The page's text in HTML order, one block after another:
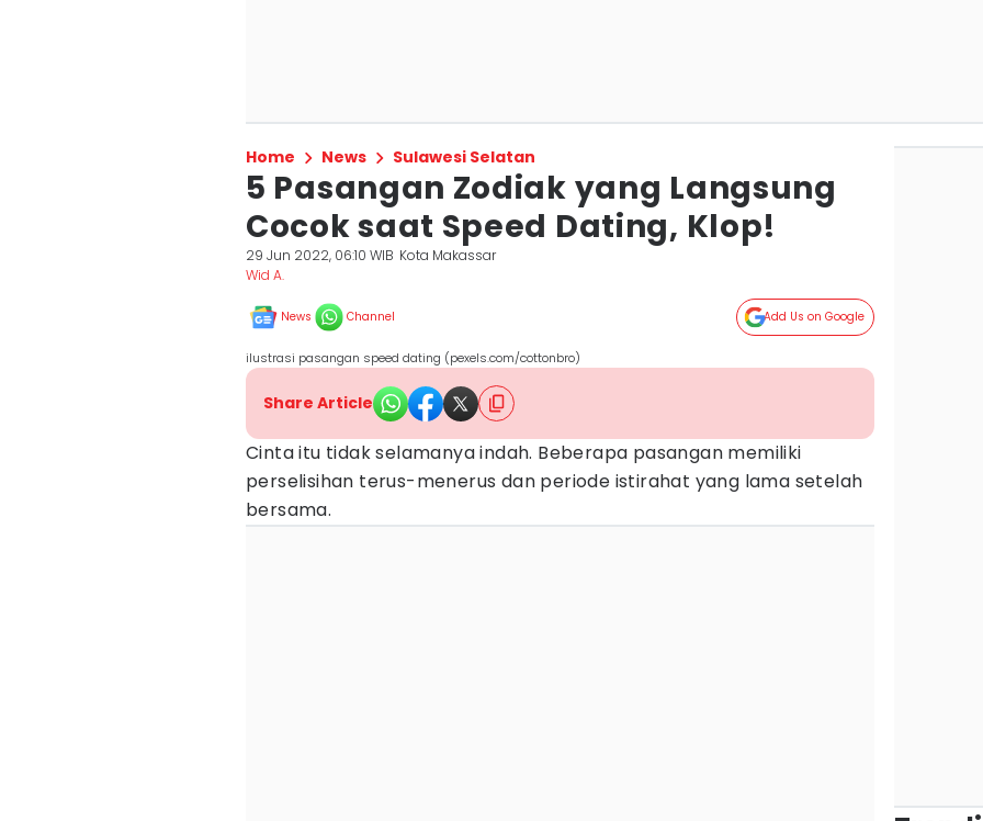
Home News Sulawesi Selatan
5 Pasangan Zodiak yang Langsung
Cocok saat Speed Dating, Klop!
29 Jun 2022, 06:10 WIB Kota Makassar
Wid A.
News Channel Add Us on Google
ilustrasi pasangan speed dating (pexels.com/cottonbro)
Share Article
Cinta itu tidak selamanya indah. Beberapa pasangan memiliki
perselisihan terus-menerus dan periode istirahat yang lama setelah
bersama.